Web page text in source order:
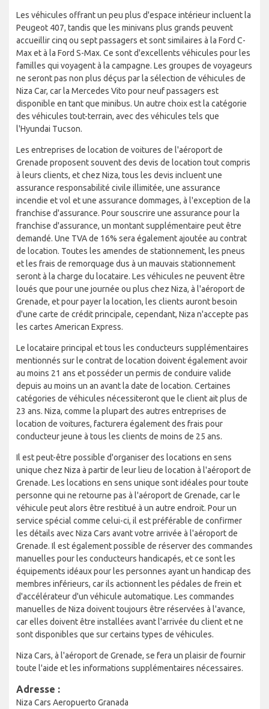
Les véhicules offrant un peu plus d'espace intérieur incluent la
Peugeot 407, tandis que les minivans plus grands peuvent
accueillir cinq ou sept passagers et sont similaires à la Ford C-
Max et à la Ford S-Max. Ce sont d'excellents véhicules pour les
familles qui voyagent à la campagne. Les groupes de voyageurs
ne seront pas non plus déçus par la sélection de véhicules de
Niza Car, car la Mercedes Vito pour neuf passagers est
disponible en tant que minibus. Un autre choix est la catégorie
des véhicules tout-terrain, avec des véhicules tels que
l'Hyundai Tucson.
Les entreprises de location de voitures de l'aéroport de
Grenade proposent souvent des devis de location tout compris
à leurs clients, et chez Niza, tous les devis incluent une
assurance responsabilité civile illimitée, une assurance
incendie et vol et une assurance dommages, à l'exception de la
franchise d'assurance. Pour souscrire une assurance pour la
franchise d'assurance, un montant supplémentaire peut être
demandé. Une TVA de 16% sera également ajoutée au contrat
de location. Toutes les amendes de stationnement, les pneus
et les frais de remorquage dus à un mauvais stationnement
seront à la charge du locataire. Les véhicules ne peuvent être
loués que pour une journée ou plus chez Niza, à l'aéroport de
Grenade, et pour payer la location, les clients auront besoin
d'une carte de crédit principale, cependant, Niza n'accepte pas
les cartes American Express.
Le locataire principal et tous les conducteurs supplémentaires
mentionnés sur le contrat de location doivent également avoir
au moins 21 ans et posséder un permis de conduire valide
depuis au moins un an avant la date de location. Certaines
catégories de véhicules nécessiteront que le client ait plus de
23 ans. Niza, comme la plupart des autres entreprises de
location de voitures, facturera également des frais pour
conducteur jeune à tous les clients de moins de 25 ans.
Il est peut-être possible d'organiser des locations en sens
unique chez Niza à partir de leur lieu de location à l'aéroport de
Grenade. Les locations en sens unique sont idéales pour toute
personne qui ne retourne pas à l'aéroport de Grenade, car le
véhicule peut alors être restitué à un autre endroit. Pour un
service spécial comme celui-ci, il est préférable de confirmer
les détails avec Niza Cars avant votre arrivée à l'aéroport de
Grenade. Il est également possible de réserver des commandes
manuelles pour les conducteurs handicapés, et ce sont les
équipements idéaux pour les personnes ayant un handicap des
membres inférieurs, car ils actionnent les pédales de frein et
d'accélérateur d'un véhicule automatique. Les commandes
manuelles de Niza doivent toujours être réservées à l'avance,
car elles doivent être installées avant l'arrivée du client et ne
sont disponibles que sur certains types de véhicules.
Niza Cars, à l'aéroport de Grenade, se fera un plaisir de fournir
toute l'aide et les informations supplémentaires nécessaires.
Adresse :
Niza Cars Aeropuerto Granada